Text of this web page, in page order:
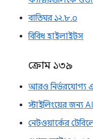
বাতিঘর ১২.৮.০
বিবিধ হাইলাইটস
ক্রোম ১৩৯
আরও নির্ভরযোগ্য
স্টাইলিংয়ের
নেটওয়ার্কের